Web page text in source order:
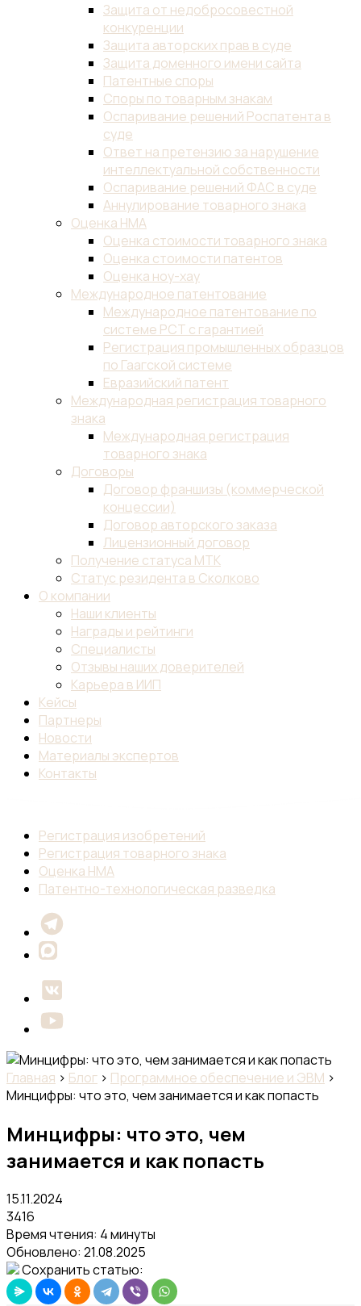
Защита от недобросовестной
конкуренции
Защита авторских прав в суде
Защита доменного имени сайта
Патентные споры
Споры по товарным знакам
Оспаривание решений Роспатента в
суде
Ответ на претензию за нарушение
интеллектуальной собственности
Оспаривание решений ФАС в суде
Аннулирование товарного знака
Оценка НМА
Оценка стоимости товарного знака
Оценка стоимости патентов
Оценка ноу-хау
Международное патентование
Международное патентование по
системе PCT с гарантией
Регистрация промышленных образцов
по Гаагской системе
Евразийский патент
Международная регистрация товарного
знака
Международная регистрация
товарного знака
Договоры
Договор франшизы (коммерческой
концессии)
Договор авторского заказа
Лицензионный договор
Получение статуса МТК
Статус резидента в Сколково
О компании
Наши клиенты
Награды и рейтинги
Специалисты
Отзывы наших доверителей
Карьера в ИИП
Кейсы
Партнеры
Новости
Материалы экспертов
Контакты
Регистрация изобретений
Регистрация товарного знака
Оценка НМА
Патентно-технологическая разведка
Главная › Блог › Программное обеспечение и ЭВМ ›
Минцифры: что это, чем занимается и как попасть
Минцифры: что это, чем
занимается и как попасть
15.11.2024
3416
Время чтения: 4 минуты
Обновлено: 21.08.2025
Сохранить статью: